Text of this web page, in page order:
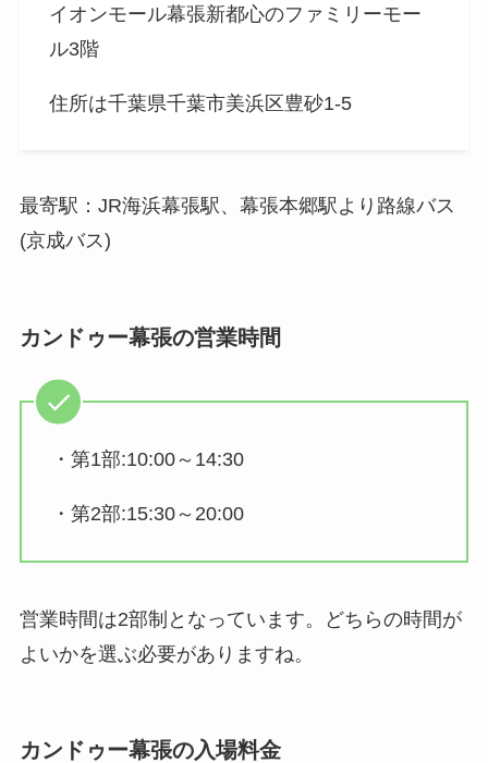
イオンモール幕張新都心のファミリーモー
ル3階
住所は千葉県千葉市美浜区豊砂1-5
最寄駅：JR海浜幕張駅、幕張本郷駅より路線バス
(京成バス)
カンドゥー幕張の営業時間
・第1部:10:00～14:30
・第2部:15:30～20:00
営業時間は2部制となっています。どちらの時間が
よいかを選ぶ必要がありますね。
カンドゥー幕張の入場料金